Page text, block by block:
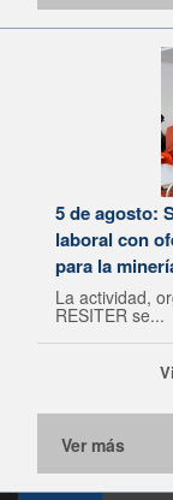
5 de agosto:
laboral con
para la
La actividad,
RESITER se...
Ver más